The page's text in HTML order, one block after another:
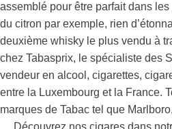
assemblé pour être parfait dans
du citron par exemple, rien
deuxième whisky le plus vendu à
chez Tabasprix, le spécialiste des
vendeur en alcool, cigarettes,
entre la Luxembourg et la France.
marques de Tabac tel que